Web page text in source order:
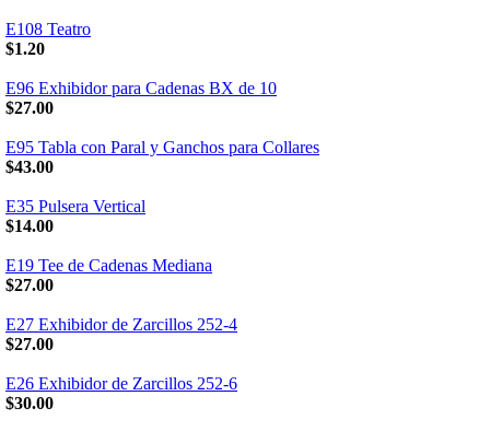
E108 Teatro
$1.20
E96 Exhibidor para Cadenas BX de 10
$27.00
E95 Tabla con Paral y Ganchos para Collares
$43.00
E35 Pulsera Vertical
$14.00
E19 Tee de Cadenas Mediana
$27.00
E27 Exhibidor de Zarcillos 252-4
$27.00
E26 Exhibidor de Zarcillos 252-6
$30.00